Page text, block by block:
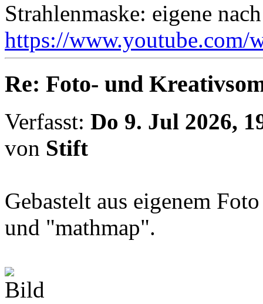
Strahlenmaske: eigene
https://www.youtube.com/
Re: Foto- und
Verfasst: Do 9. Jul 2026,
von Stift
Gebastelt aus eigenem
und "mathmap".